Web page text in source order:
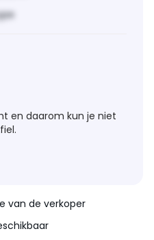
en daarom kun je niet
van de verkoper